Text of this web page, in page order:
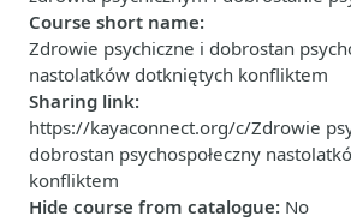
Course short name:
Zdrowie psychiczne i dobrostan
nastolatków dotkniętych konfliktem
Sharing link:
https://kayaconnect.org/c/Zdrowie
dobrostan psychospołeczny
konfliktem
Hide course from catalogue: No